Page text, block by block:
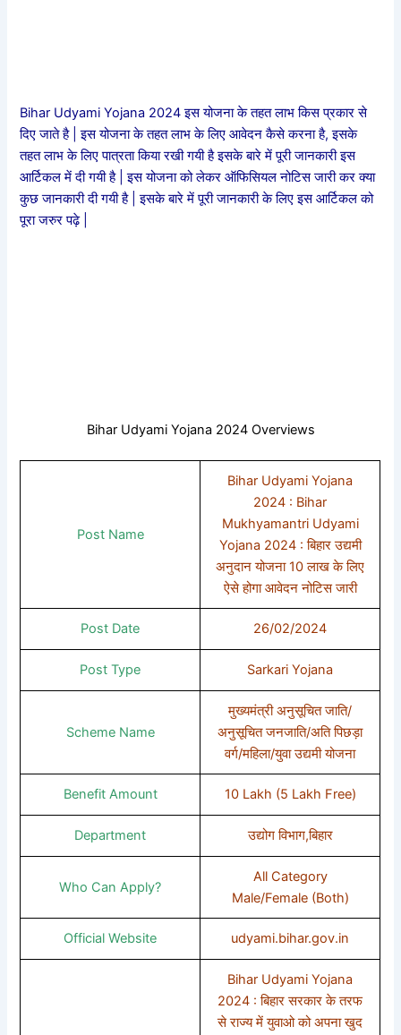
Bihar Udyami Yojana 2024 इस योजना के तहत लाभ किस प्रकार से
दिए जाते है | इस योजना के तहत लाभ के लिए आवेदन कैसे करना है, इसके
तहत लाभ के लिए पात्रता किया रखी गयी है इसके बारे में पूरी जानकारी इस
आर्टिकल में दी गयी है | इस योजना को लेकर ऑफिसियल नोटिस जारी कर क्या
कुछ जानकारी दी गयी है | इसके बारे में पूरी जानकारी के लिए इस आर्टिकल को
पूरा जरुर पढ़े |
Bihar Udyami Yojana 2024 Overviews
Post Name
Bihar Udyami Yojana
2024​​ : Bihar
Mukhyamantri Udyami
Yojana 2024 : बिहार उद्यमी
अनुदान योजना 10 लाख के लिए
ऐसे होगा आवेदन नोटिस जारी
Post Date 26/02/2024
Post Type Sarkari Yojana
Scheme Name
मुख्यमंत्री अनुसूचित जाति/
अनुसूचित जनजाति/अति पिछड़ा
वर्ग/महिला/युवा उद्यमी योजना
Benefit Amount 10 Lakh (5 Lakh Free)
Department उद्योग विभाग,बिहार
Who Can Apply?
All Category
Male/Female (Both)
Official Website udyami.bihar.gov.in
Bihar Udyami Yojana
2024 : बिहार सरकार के तरफ
से राज्य में युवाओ को अपना खुद